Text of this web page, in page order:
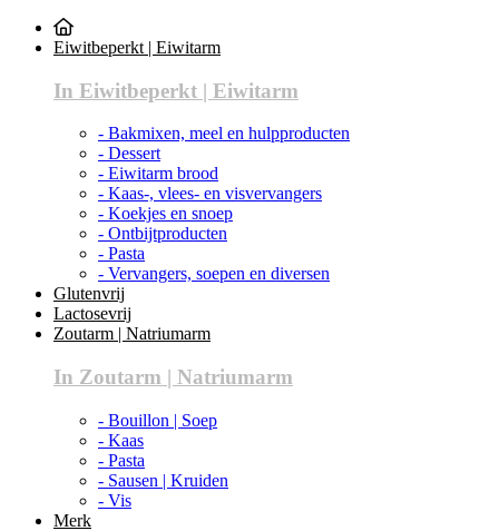
Eiwitbeperkt | Eiwitarm
In Eiwitbeperkt | Eiwitarm
- Bakmixen, meel en hulpproducten
- Dessert
- Eiwitarm brood
- Kaas-, vlees- en visvervangers
- Koekjes en snoep
- Ontbijtproducten
- Pasta
- Vervangers, soepen en diversen
Glutenvrij
Lactosevrij
Zoutarm | Natriumarm
In Zoutarm | Natriumarm
- Bouillon | Soep
- Kaas
- Pasta
- Sausen | Kruiden
- Vis
Merk